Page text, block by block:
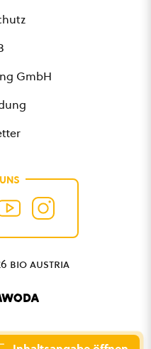
GmbH
bio austria